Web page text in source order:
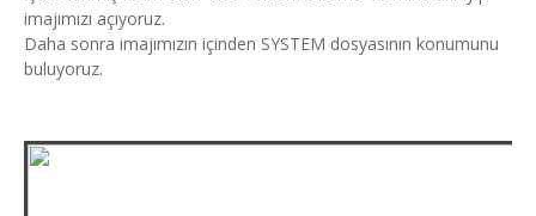
imajımızı açıyoruz.
Daha sonra imajımızın içinden SYSTEM dosyasının konumunu
buluyoruz.